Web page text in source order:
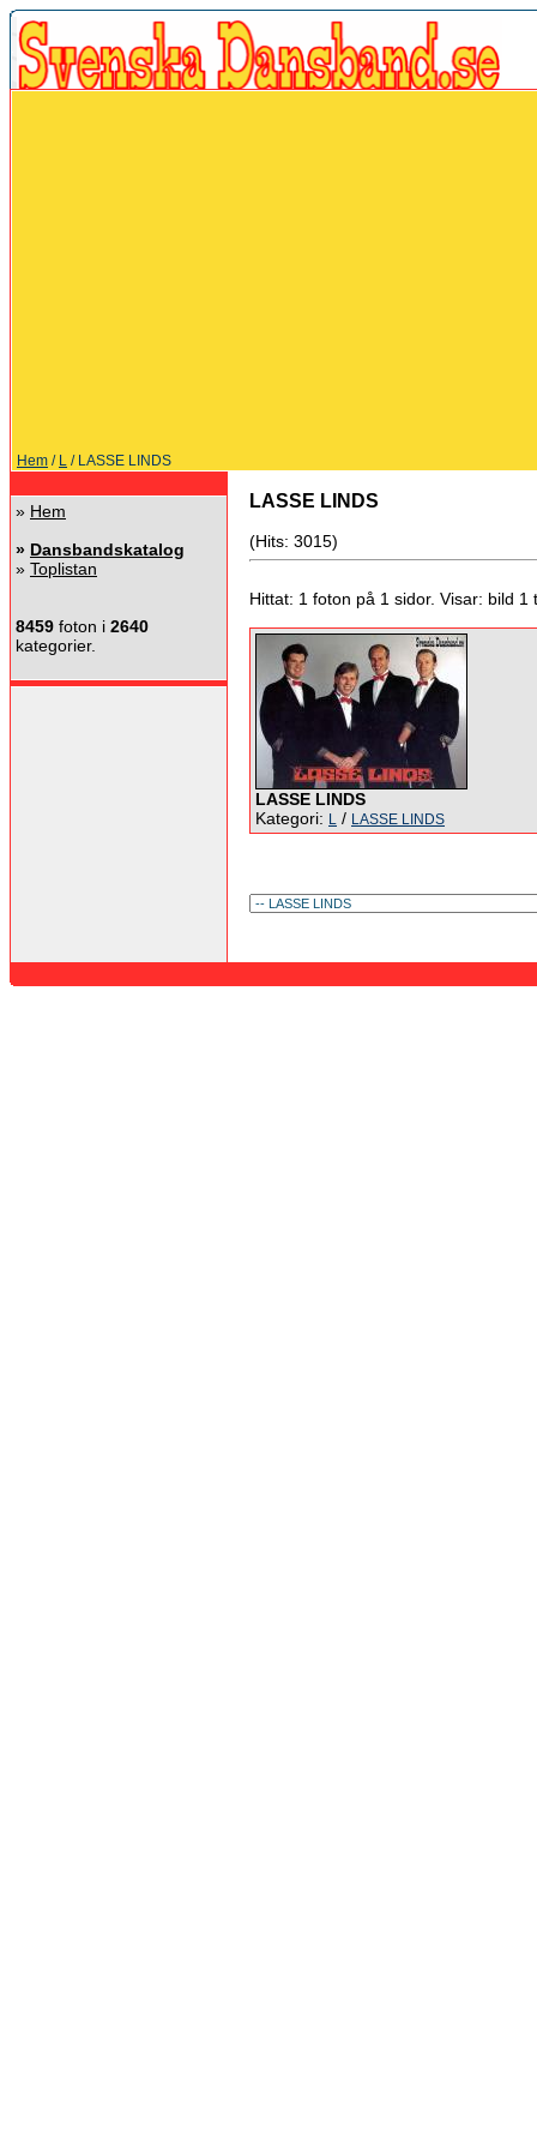
Hem / L / LASSE LINDS
» Hem
» Dansbandskatalog
» Toplistan
8459 foton i 2640
kategorier.
LASSE LINDS
(Hits: 3015)
Hittat: 1 foton på 1 sidor. Visar: bild 1
LASSE LINDS
Kategori: L / LASSE LINDS